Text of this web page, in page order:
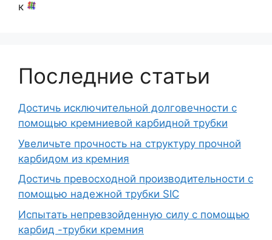
к
Последние статьи
Достичь исключительной долговечности с
помощью кремниевой карбидной трубки
Увеличьте прочность на структуру прочной
карбидом из кремния
Достичь превосходной производительности с
помощью надежной трубки SIC
Испытать непревзойденную силу с помощью
карбид -трубки кремния